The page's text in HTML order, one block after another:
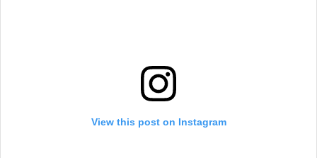
View this post on Instagram